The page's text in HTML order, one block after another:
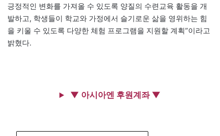
긍정적인 변화를 가져올 수 있도록 양질의 수련교육 활동을 개
발하고, 학생들이 학교와 가정에서 슬기로운 삶을 영위하는 힘
을 키울 수 있도록 다양한 체험 프로그램을 지원할 계획”이라고
밝혔다.
▼ 아시아엔 후원계좌 ▼